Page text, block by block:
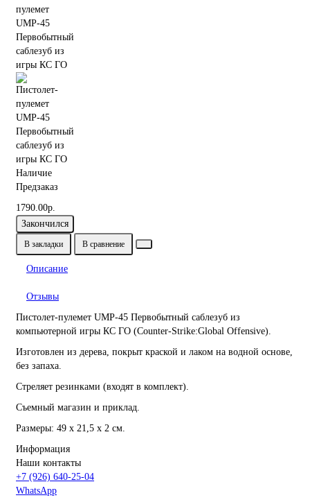
Наличие
Предзаказ
1790.00р.
Закончился
В закладки В сравнение
Описание
Отзывы
Пистолет-пулемет UMP-45 Первобытный саблезуб из
компьютерной игры КС ГО (Counter-Strike:Global Offensive).
Изготовлен из дерева, покрыт краской и лаком на водной основе,
без запаха.
Стреляет резинками (входят в комплект).
Съемный магазин и приклад.
Размеры: 49 х 21,5 х 2 см.
Информация
Наши контакты
+7 (926) 640-25-04
WhatsApp